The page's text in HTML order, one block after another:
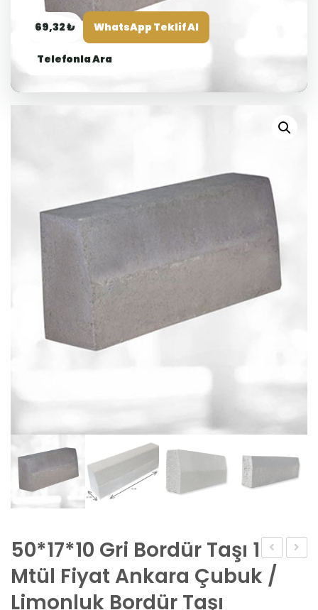
69,32 ₺ WhatsApp Teklif Al
Telefonla Ara
Barbekü
fiyatları
50*17*10 Gri Bordür Taşı 1
Mtül Fiyat Ankara Çubuk /
Limonluk Bordür Taşı